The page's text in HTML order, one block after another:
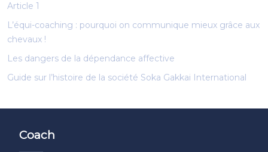
Article 1
L’équi-coaching : pourquoi on communique mieux grâce aux
chevaux !
Les dangers de la dépendance affective
Guide sur l’histoire de la société Soka Gakkai International
Coach